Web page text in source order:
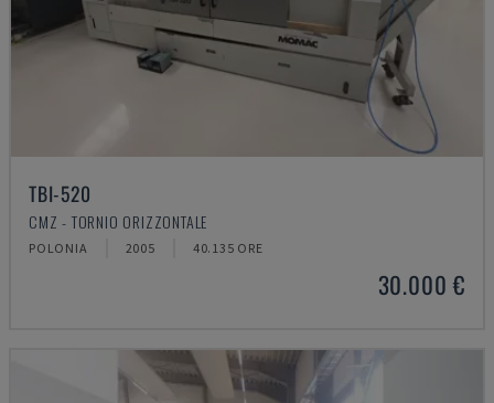
TBI-520
CMZ - TORNIO ORIZZONTALE
POLONIA 2005 40.135 ORE
30.000 €